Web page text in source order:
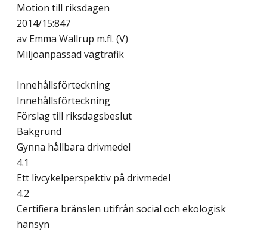
Motion till riksdagen
2014/15:847
av Emma Wallrup m.fl. (V)
Miljöanpassad vägtrafik
Innehållsförteckning
Innehållsförteckning
Förslag till riksdagsbeslut
Bakgrund
Gynna hållbara drivmedel
4.1
Ett livcykelperspektiv på drivmedel
4.2
Certifiera bränslen utifrån social och ekologisk
hänsyn